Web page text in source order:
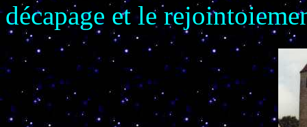
décapage et le